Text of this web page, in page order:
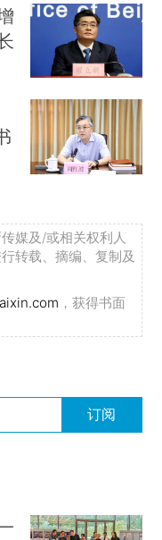
媒及/或相关权利人
转载、摘编、复制及
，获得书面
订阅